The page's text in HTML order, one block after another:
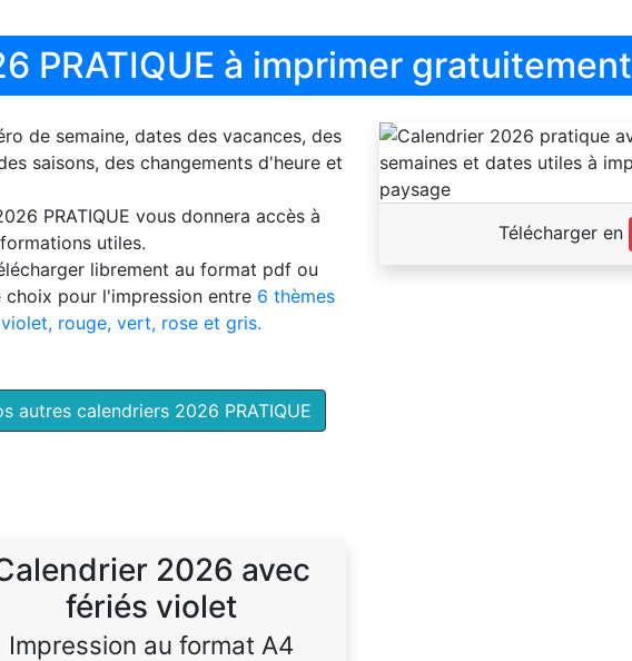
PRATIQUE à imprimer gratuitement
de semaine, dates des vacances, des
saisons, des changements d'heure et
PRATIQUE vous donnera accès à
utiles.
librement au format pdf ou
choix pour l'impression entre 6 thèmes
rouge, vert, rose et gris.
autres calendriers 2026 PRATIQUE
Télécharger en
2026 avec
fériés violet
Impression au format A4